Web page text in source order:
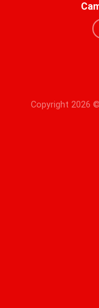
Copyright 2026 ©